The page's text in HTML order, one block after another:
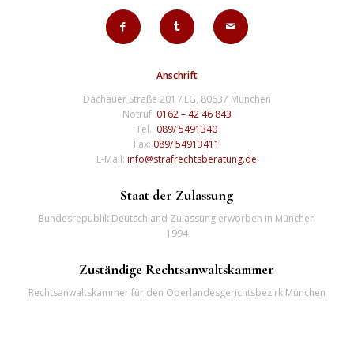
Anschrift
Dachauer Straße 201 / EG, 80637 München
Notruf: 0162 – 42 46 843
Tel.: 089/ 5491340
Fax: 089/ 54913411
E-Mail:info@strafrechtsberatung.de
Staat der Zulassung
Bundesrepublik Deutschland Zulassung erworben in München
1994
Zuständige Rechtsanwaltskammer
Rechtsanwaltskammer für den Oberlandesgerichtsbezirk München